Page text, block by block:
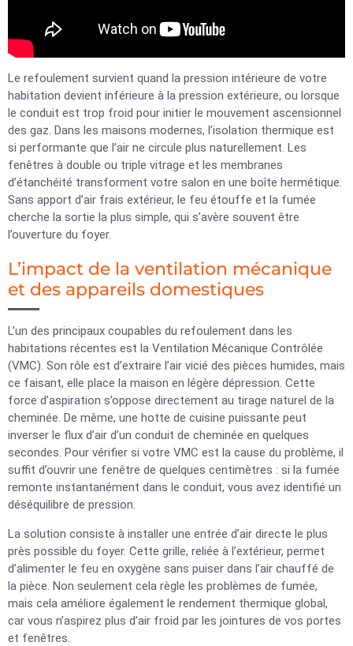
Le refoulement survient quand la pression intérieure de votre
habitation devient inférieure à la pression extérieure, ou lorsque
le conduit est trop froid pour initier le mouvement ascensionnel
des gaz. Dans les maisons modernes, l’isolation thermique est
si performante que l’air ne circule plus naturellement. Les
fenêtres à double ou triple vitrage et les membranes
d’étanchéité transforment votre salon en une boîte hermétique.
Sans apport d’air frais extérieur, le feu étouffe et la fumée
cherche la sortie la plus simple, qui s’avère souvent être
l’ouverture du foyer.
L’impact de la ventilation mécanique
et des appareils domestiques
L’un des principaux coupables du refoulement dans les
habitations récentes est la Ventilation Mécanique Contrôlée
(VMC). Son rôle est d’extraire l’air vicié des pièces humides, mais
ce faisant, elle place la maison en légère dépression. Cette
force d’aspiration s’oppose directement au tirage naturel de la
cheminée. De même, une hotte de cuisine puissante peut
inverser le flux d’air d’un conduit de cheminée en quelques
secondes. Pour vérifier si votre VMC est la cause du problème, il
suffit d’ouvrir une fenêtre de quelques centimètres : si la fumée
remonte instantanément dans le conduit, vous avez identifié un
déséquilibre de pression.
La solution consiste à installer une entrée d’air directe le plus
près possible du foyer. Cette grille, reliée à l’extérieur, permet
d’alimenter le feu en oxygène sans puiser dans l’air chauffé de
la pièce. Non seulement cela règle les problèmes de fumée,
mais cela améliore également le rendement thermique global,
car vous n’aspirez plus d’air froid par les jointures de vos portes
et fenêtres.